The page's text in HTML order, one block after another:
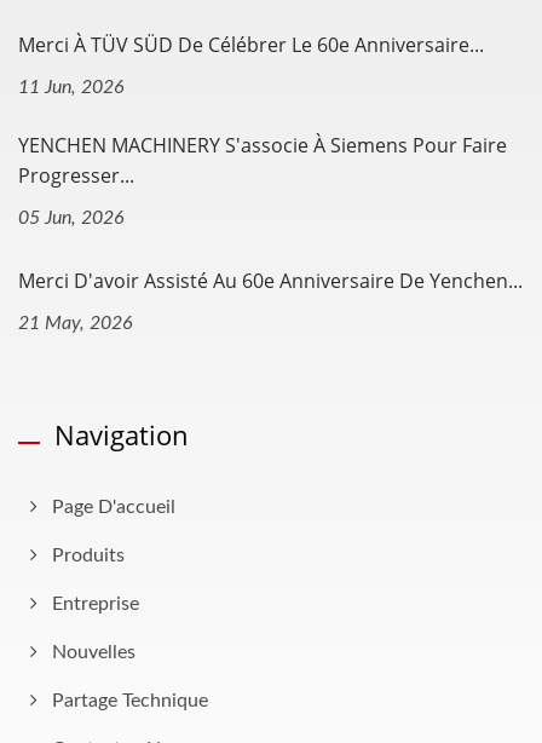
Merci À TÜV SÜD De Célébrer Le 60e Anniversaire...
11 Jun, 2026
YENCHEN MACHINERY S'associe À Siemens Pour Faire
Progresser...
05 Jun, 2026
Merci D'avoir Assisté Au 60e Anniversaire De Yenchen...
21 May, 2026
Navigation
Page D'accueil
Produits
Entreprise
Nouvelles
Partage Technique